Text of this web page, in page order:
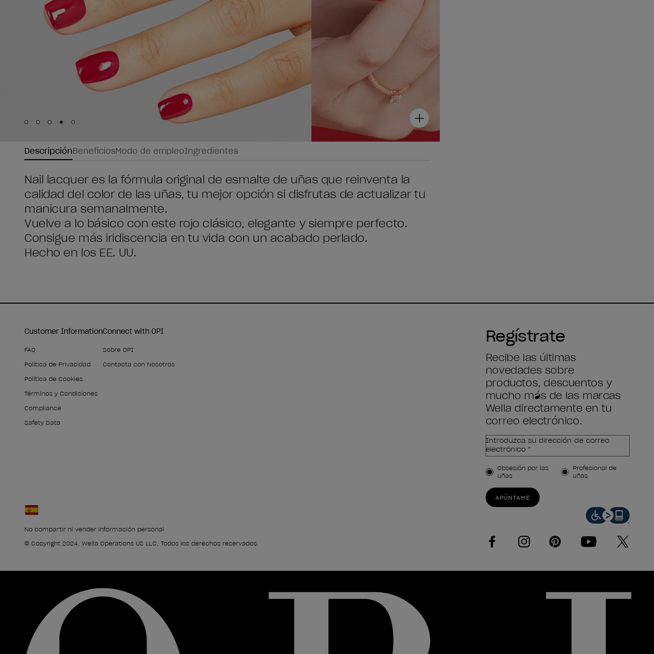
Skip to slide
Skip to slide
Skip to slide
Skip to slide
Skip to slide
DescripciónBeneficiosModo de empleoIngredientes
Nail lacquer es la fórmula original de esmalte de uñas que reinventa la
calidad del color de las uñas, tu mejor opción si disfrutas de actualizar tu
manicura semanalmente.
Vuelve a lo básico con este rojo clásico, elegante y siempre perfecto.
Consigue más iridiscencia en tu vida con un acabado perlado.
Hecho en los EE. UU.
Customer Information
FAQ
Política de Privacidad
Política de Cookies
Términos y Condiciones
Compliance
Safety Data
Connect with OPI
Sobre OPI
Contacta con Nosotros
No compartir ni vender información personal
© Copyright 2024, Wella Operations US LLC, Todos los derechos reservados.
Regístrate
Recibe las últimas
novedades sobre
productos, descuentos y
mucho más de las marcas
Wella directamente en tu
correo electrónico.
Introduzca su dirección de correo
electrónico *
Tipo de cliente
Obsesión por las
uñas
Profesional de
uñas
APÚNTAME